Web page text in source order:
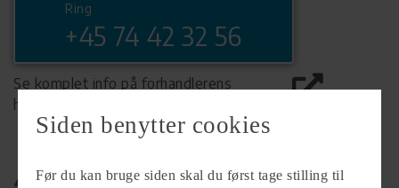
Ring
+45 74 42 32 56
Se komplet info på forhandlerens
hjemmeside
Siden benytter cookies
Før du kan bruge siden skal du først tage stilling til